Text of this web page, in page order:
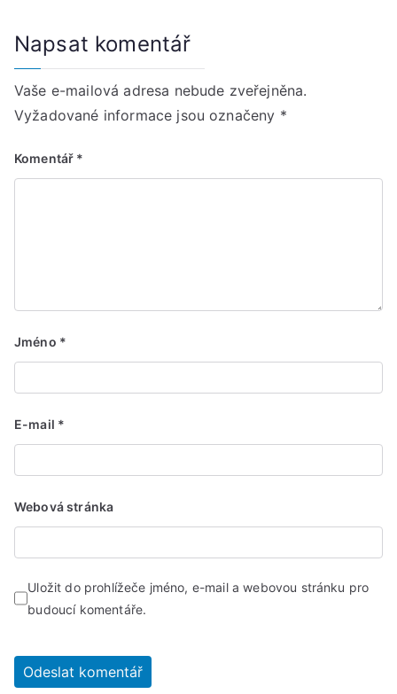
Napsat komentář
Vaše e-mailová adresa nebude zveřejněna.
Vyžadované informace jsou označeny *
Komentář *
Jméno *
E-mail *
Webová stránka
Uložit do prohlížeče jméno, e-mail a webovou stránku pro
budoucí komentáře.